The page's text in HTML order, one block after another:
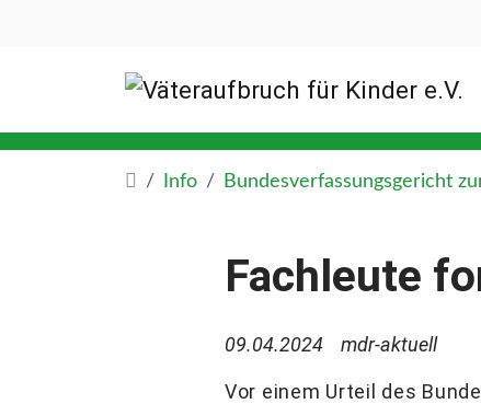
Info Bundesverfassungsgericht
Fachleute
09.04.2024 mdr-aktuell
Vor einem Urteil des